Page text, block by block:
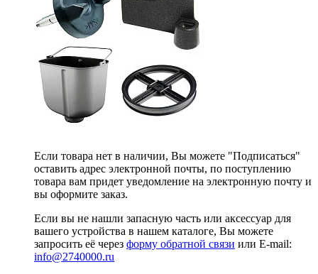
Если товара нет в наличии, Вы можете "Подписаться"
оставить адрес электронной почты, по поступлению
товара вам придет уведомление на электронную почту и
вы оформите заказ.
Если вы не нашли запасную часть или аксессуар для
вашего устройства в нашем каталоге, Вы можете
запросить её через форму обратной связи или E-mail:
info@2740000.ru